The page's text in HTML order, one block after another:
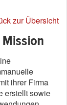
zur Übersicht
ihrer Firma
erstellt sowie